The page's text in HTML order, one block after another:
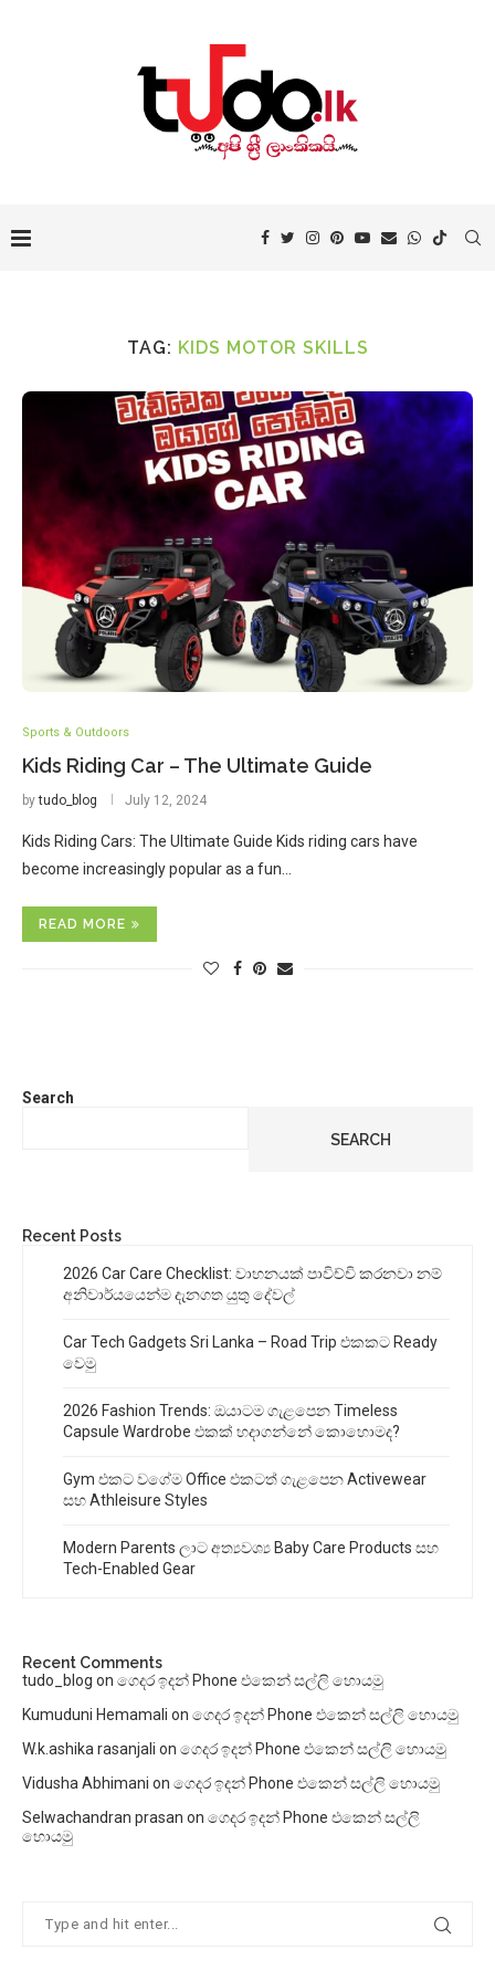
TAG: KIDS MOTOR SKILLS
Sports & Outdoors
Kids Riding Car – The Ultimate Guide
bytudo_blog July 12, 2024
Kids Riding Cars: The Ultimate Guide Kids riding cars have
become increasingly popular as a fun…
READ MORE
Search
SEARCH
Recent Posts
2026 Car Care Checklist: වාහනයක් පාවිච්චි කරනවා නම්
අනිවාර්යයෙන්ම දැනගත යුතු දේවල්
Car Tech Gadgets Sri Lanka – Road Trip එකකට Ready
වෙමු
2026 Fashion Trends: ඔයාටම ගැළපෙන Timeless
Capsule Wardrobe එකක් හදාගන්නේ කොහොමද?
Gym එකට වගේම Office එකටත් ගැළපෙන Activewear
සහ Athleisure Styles
Modern Parents ලාට අත්‍යවශ්‍ය Baby Care Products සහ
Tech-Enabled Gear
Recent Comments
tudo_blog on ගෙදර ඉදන් Phone එකෙන් සල්ලි හොයමු
Kumuduni Hemamali on ගෙදර ඉදන් Phone එකෙන් සල්ලි හොයමු
W.k.ashika rasanjali on ගෙදර ඉදන් Phone එකෙන් සල්ලි හොයමු
Vidusha Abhimani on ගෙදර ඉදන් Phone එකෙන් සල්ලි හොයමු
Selwachandran prasan on ගෙදර ඉදන් Phone එකෙන් සල්ලි
හොයමු